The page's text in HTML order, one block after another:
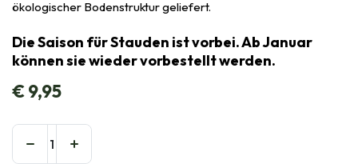
ökologischer Bodenstruktur geliefert.
Die Saison für Stauden ist vorbei. Ab Januar
können sie wieder vorbestellt werden.
€9,95